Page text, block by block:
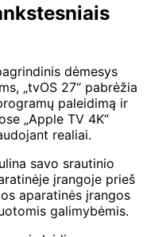
dėmesys
„tvOS 27“ pabrėžia
paleidimą ir
„Apple TV 4K“
realiai.
savo srautinio
įrangoje prieš
aparatinės įrangos
galimybėmis.